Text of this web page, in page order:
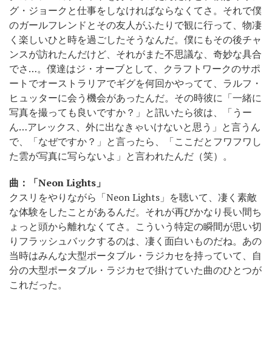
グ・ジョークと仕事をしなければならなくてさ。それで僕
のガールフレンドとその友人がふたりで観に行って、物凄
く楽しいひと時を過ごしたそうなんだ。僕にもその後チャ
ンスが訪れたんだけど、それがまた不思議な、奇妙な具合
でさ…。僕達はジ・オーブとして、クラフトワークのサポ
ートでオーストラリアでギグを何回かやってて、ラルフ・
ヒュッターに会う機会があったんだ。その時彼に「一緒に
写真を撮っても良いですか？」と訊いたら彼は、「うー
ん…アレックス、外に出なきゃいけないと思う」と言うん
で、「なぜですか？」と言ったら、「ここだとフワフワし
た雲が写真に写らないよ」と言われたんだ（笑）。
曲：「Neon Lights」
クスリをやりながら「Neon Lights」を聴いて、凄く素敵
な体験をしたことがあるんだ。それが再びかなり長い間ち
ょっと頭から離れなくてさ。こういう特定の瞬間が思い切
りフラッシュバックするのは、凄く面白いものだね。あの
当時はみんな大型ポータブル・ラジカセを持っていて、自
分の大型ポータブル・ラジカセで掛けていた曲のひとつが
これだった。